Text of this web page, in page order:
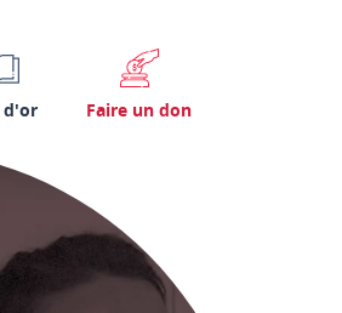
d'or Faire un don